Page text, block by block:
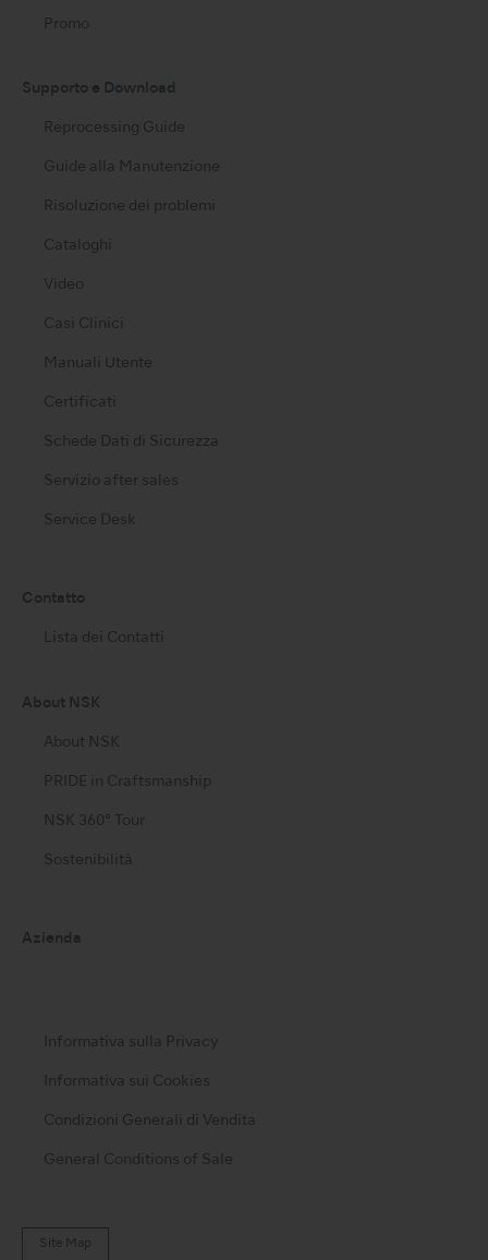
Promo
Supporto e Download
Reprocessing Guide
Guide alla Manutenzione
Risoluzione dei problemi
Cataloghi
Video
Casi Clinici
Manuali Utente
Certificati
Schede Dati di Sicurezza
Servizio after sales
Service Desk
Contatto
Lista dei Contatti
About NSK
About NSK
PRIDE in Craftsmanship
NSK 360° Tour
Sostenibilità
Azienda
Informativa sulla Privacy
Informativa sui Cookies
Condizioni Generali di Vendita
General Conditions of Sale
Site Map